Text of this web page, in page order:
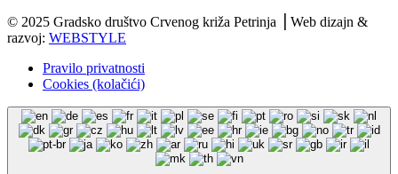
© 2025 Gradsko društvo Crvenog križa Petrinja ⎟ Web dizajn &
razvoj: WEBSTYLE
Pravilo privatnosti
Cookies (kolačići)